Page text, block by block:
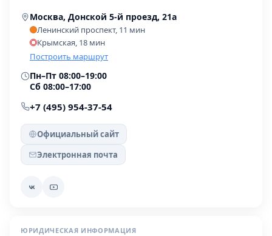
Москва, Донской 5-й проезд, 21а
Ленинский проспект, 11 мин
Крымская, 18 мин
Построить маршрут
Пн–Пт 08:00–19:00
Сб 08:00–17:00
+7 (495) 954-37-54
Официальный сайт
Электронная почта
ЮРИДИЧЕСКАЯ ИНФОРМАЦИЯ